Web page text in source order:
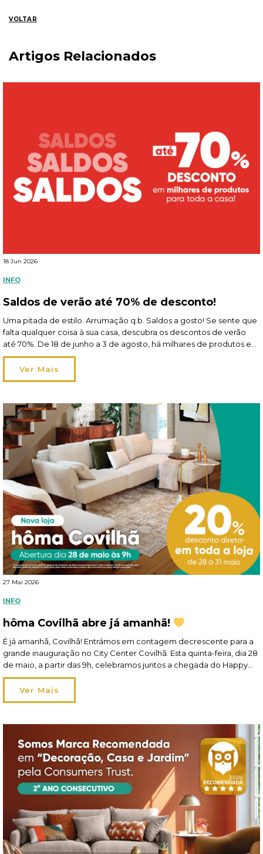
VOLTAR
Artigos Relacionados
18 Jun 2026
INFO
Saldos de verão até 70% de desconto!
Uma pitada de estilo. Arrumação q.b. Saldos a gosto! Se sente que
falta qualquer coisa à sua casa, descubra os descontos de verão
até 70%. De 18 de junho a 3 de agosto, há milhares de produtos em
saldos à sua espera nas lojas e em homa.pt! Frescos, leves e
irresistíveis Tão frescos como lençóis […]
Ver Mais
27 Mai 2026
INFO
hôma Covilhã abre já amanhã!
É já amanhã, Covilhã! Entrámos em contagem decrescente para a
grande inauguração no City Center Covilhã. Esta quinta-feira, dia 28
de maio, a partir das 9h, celebramos juntos a chegada do Happy
Home Living à cidade! A sua nova loja hôma está cheia de ideias
felizes para a casa: são cerca de 1400 m2 de […]
Ver Mais